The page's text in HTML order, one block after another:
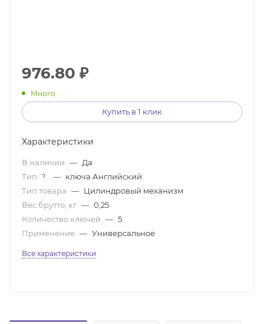
976.80 ₽
Много
Купить в 1 клик
Характеристики
В наличии — Да
Тип
? — ключа Английский
Тип товара — Цилиндровый механизм
Вес брутто, кг — 0,25
Количество ключей — 5
Применение — Универсальное
Все характеристики